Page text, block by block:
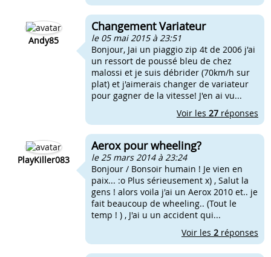
Andy85
Changement Variateur
le 05 mai 2015 à 23:51
Bonjour, Jai un piaggio zip 4t de 2006 j'ai
un ressort de poussé bleu de chez
malossi et je suis débrider (70km/h sur
plat) et j'aimerais changer de variateur
pour gagner de la vitesse! J'en ai vu...
Voir les 27 réponses
PlayKiller083
Aerox pour wheeling?
le 25 mars 2014 à 23:24
Bonjour / Bonsoir humain ! Je vien en
paix... :o Plus sérieusement x) , Salut la
gens ! alors voila j'ai un Aerox 2010 et.. je
fait beaucoup de wheeling.. (Tout le
temp ! ) , J'ai u un accident qui...
Voir les 2 réponses